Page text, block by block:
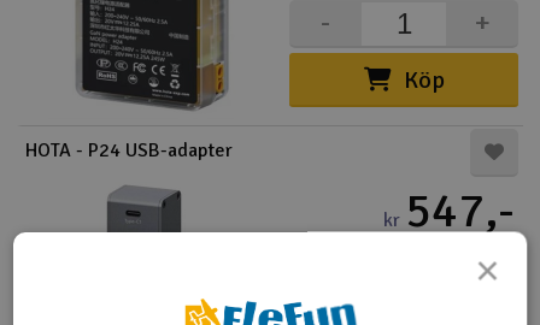
Köp
+
-
HOTA - P24 USB-adapter
kr 547,-
-
×